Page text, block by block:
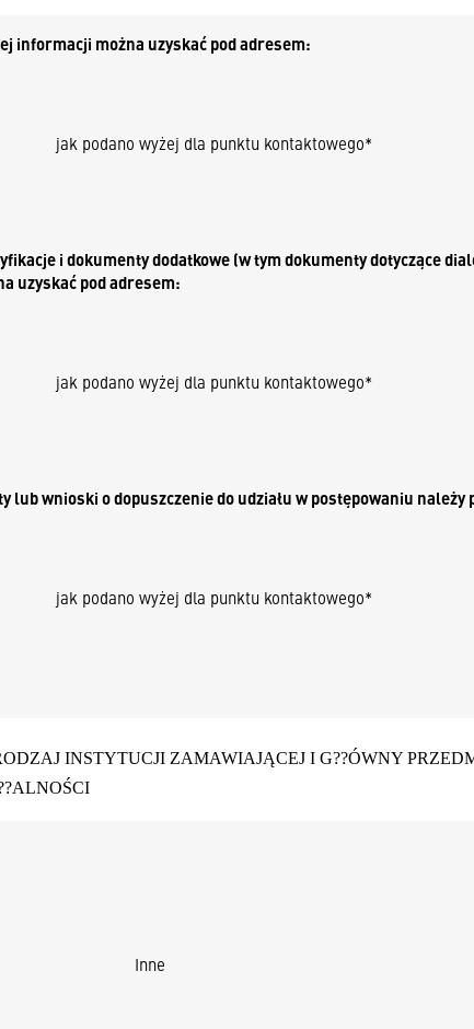
informacji można uzyskać pod adresem:
jak podano wyżej dla punktu kontaktowego*
i dokumenty dodatkowe (w tym dokumenty dotyczące
uzyskać pod adresem:
jak podano wyżej dla punktu kontaktowego*
lub wnioski o dopuszczenie do udziału w postępowaniu należy
jak podano wyżej dla punktu kontaktowego*
INSTYTUCJI ZAMAWIAJĄCEJ I G??ÓWNY
Inne